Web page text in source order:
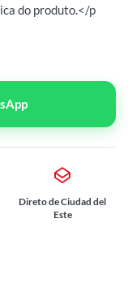
do produto.</p
Direto de Ciudad del
Este